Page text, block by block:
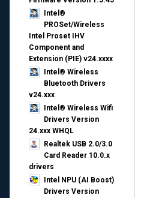
Intel®
PROSet/Wireless
Intel Proset IHV
Component and
Extension (PIE) v24.xxxx
Intel® Wireless
Bluetooth Drivers
v24.xxx
Intel® Wireless Wifi
Drivers Version
24.xxx WHQL
Realtek USB 2.0/3.0
Card Reader 10.0.x
drivers
Intel NPU (AI Boost)
Drivers Version